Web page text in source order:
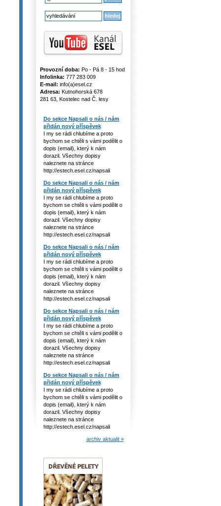
Provozní doba: Po - Pá 8 - 15 hod
Infolinka: 777 283 009
E-mail: info(a)esel.cz
Adresa: Kutnohorská 678
281 63, Kostelec nad Č. lesy
Do sekce Napsali o nás / nám
přidán nový příspěvek
I my se rádi chlubíme a proto
bychom se chtěli s vámi podělit o
dopis (email), který k nám
dorazil. Všechny dopisy
naleznete na stránce
http://estech.esel.cz/napsali
Do sekce Napsali o nás / nám
přidán nový příspěvek
I my se rádi chlubíme a proto
bychom se chtěli s vámi podělit o
dopis (email), který k nám
dorazil. Všechny dopisy
naleznete na stránce
http://estech.esel.cz/napsali
Do sekce Napsali o nás / nám
přidán nový příspěvek
I my se rádi chlubíme a proto
bychom se chtěli s vámi podělit o
dopis (email), který k nám
dorazil. Všechny dopisy
naleznete na stránce
http://estech.esel.cz/napsali
Do sekce Napsali o nás / nám
přidán nový příspěvek
I my se rádi chlubíme a proto
bychom se chtěli s vámi podělit o
dopis (email), který k nám
dorazil. Všechny dopisy
naleznete na stránce
http://estech.esel.cz/napsali
Do sekce Napsali o nás / nám
přidán nový příspěvek
I my se rádi chlubíme a proto
bychom se chtěli s vámi podělit o
dopis (email), který k nám
dorazil. Všechny dopisy
naleznete na stránce
http://estech.esel.cz/napsali
archiv aktualit »